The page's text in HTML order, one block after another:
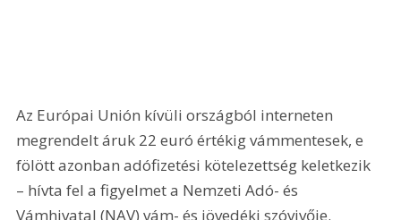
Az Európai Unión kívüli országból interneten
megrendelt áruk 22 euró értékig vámmentesek, e
fölött azonban adófizetési kötelezettség keletkezik
– hívta fel a figyelmet a Nemzeti Adó- és
Vámhivatal (NAV) vám- és jövedéki szóvivője.